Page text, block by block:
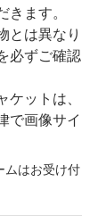
ます。
とは異なり
必ずご確認
ケットは、
で画像サイ
ムはお受け付